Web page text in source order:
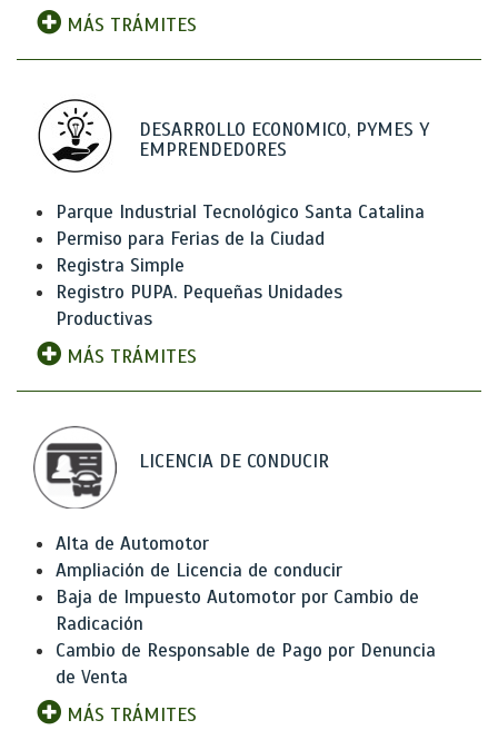
MÁS TRÁMITES
DESARROLLO ECONOMICO, PYMES Y
EMPRENDEDORES
Parque Industrial Tecnológico Santa Catalina
Permiso para Ferias de la Ciudad
Registra Simple
Registro PUPA. Pequeñas Unidades
Productivas
MÁS TRÁMITES
LICENCIA DE CONDUCIR
Alta de Automotor
Ampliación de Licencia de conducir
Baja de Impuesto Automotor por Cambio de
Radicación
Cambio de Responsable de Pago por Denuncia
de Venta
MÁS TRÁMITES